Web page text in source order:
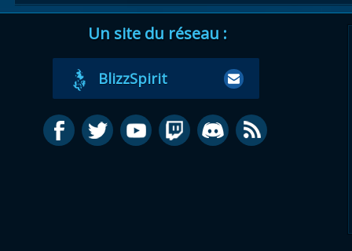
Un site du réseau :
BlizzSpirit